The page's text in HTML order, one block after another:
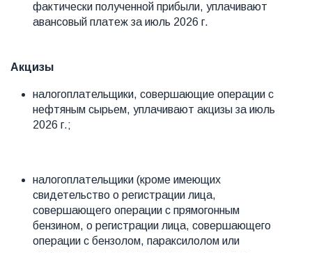
фактически полученной прибыли, уплачивают
авансовый платеж за июль 2026 г.
Акцизы
налогоплательщики, совершающие операции с
нефтяным сырьем, уплачивают акцизы за июль
2026 г.;
налогоплательщики (кроме имеющих
свидетельство о регистрации лица,
совершающего операции с прямогонным
бензином, о регистрации лица, совершающего
операции с бензолом, параксилолом или